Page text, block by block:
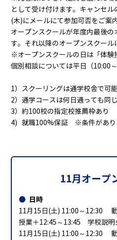
として受け付けます。キャンセ
(木)にメールにて参加可否をご案
オープンスクールが年度内最後の
す。それ以降のオープンスクール
※オープンスクールの日は「体験
個別相談については平日（10:00
1）スクーリングは通学校舎で可能
2）通学コースは何日通っても同
3）約100校の指定校推薦枠あり
4) 就職100%保証 ※条件があり
11月オープ
日時
11月15日(土) 11:00～12:30
授業＋12:45～13:45 学校説
11月15日(土) 11:00～12:30